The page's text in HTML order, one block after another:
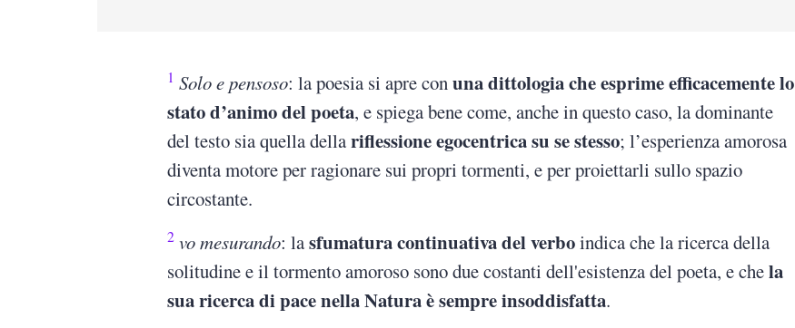
1 Solo e pensoso: la poesia si apre conuna dittologia che esprime efficacemente lo
stato d’animo del poeta, e spiega bene come, anche in questo caso, la dominante
del testo sia quella dellariflessione egocentrica su se stesso; l’esperienza amorosa
diventa motore per ragionare sui propri tormenti, e per proiettarli sullo spazio
circostante.
2 vo mesurando: lasfumatura continuativa del verboindica che la ricerca della
solitudine e il tormento amoroso sono due costanti dell'esistenza del poeta, e chela
sua ricerca di pace nella Natura è sempre insoddisfatta.